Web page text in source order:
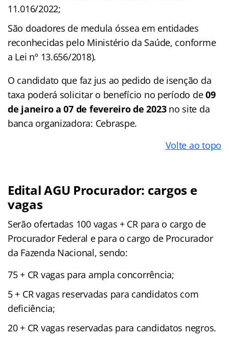
11.016/2022;
São doadores de medula óssea em entidades
reconhecidas pelo Ministério da Saúde, conforme
a Lei nº 13.656/2018).
O candidato que faz jus ao pedido de isenção da
taxa poderá solicitar o benefício no período de09
de janeiro a 07 de fevereiro de 2023no site da
banca organizadora: Cebraspe.
Volte ao topo
Edital AGU Procurador: cargos e
vagas
Serão ofertadas 100 vagas + CR para o cargo de
Procurador Federal e para o cargo de Procurador
da Fazenda Nacional, sendo:
75 + CR vagas para ampla concorrência;
5 + CR vagas reservadas para candidatos com
deficiência;
20 + CR vagas reservadas para candidatos negros.